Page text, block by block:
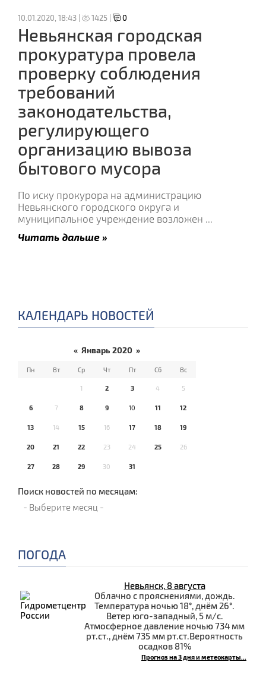
10.01.2020, 18:43 | 1425 | 0
Невьянская городская
прокуратура провела
проверку соблюдения
требований
законодательства,
регулирующего
организацию вывоза
бытового мусора
По иску прокурора на администрацию
Невьянского городского округа и
муниципальное учреждение возложен ...
Читать дальше »
КАЛЕНДАРЬ НОВОСТЕЙ
« Январь 2020 »
Пн Вт Ср Чт Пт Сб Вс
1 2 3 4 5
6 7 8 9 10 11 12
13 14 15 16 17 18 19
20 21 22 23 24 25 26
27 28 29 30 31
Поиск новостей по месяцам:
ПОГОДА
Невьянск, 8 августа
Облачно с прояснениями, дождь.
Температура ночью 18°, днём 26°.
Ветер юго-западный, 5 м/с.
Атмосферное давление ночью 734 мм
рт.ст., днём 735 мм рт.ст.Вероятность
осадков 81%
Прогноз на 3 дня и метеокарты...